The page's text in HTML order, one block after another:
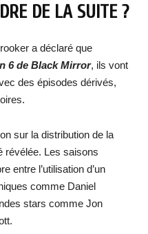
DE LA SUITE ?
a déclaré que
6 de Black Mirror, ils vont
des épisodes dérivés,
sur la distribution de la
révélée. Les saisons
entre l’utilisation d’un
comme Daniel
stars comme Jon